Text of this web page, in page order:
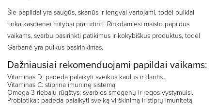
Šie papildai yra saugūs, skanūs ir lengvai vartojami, todėl puikiai
tinka kasdienei mitybai praturtinti. Rinkdamiesi maisto papildus
vaikams, svarbu pasirinkti patikimus ir kokybiškus produktus, todėl
Garbanė yra puikus pasirinkimas.
Dažniausiai rekomenduojami papildai vaikams:
Vitaminas D: padeda palaikyti sveikus kaulus ir dantis.
Vitaminas C: stiprina imuninę sistemą.
Omega-3 riebalų rūgštys: svarbios smegenų ir regos vystymuisi.
Probiotikai: padeda palaikyti sveiką virškinimą ir stiprų imunitetą.